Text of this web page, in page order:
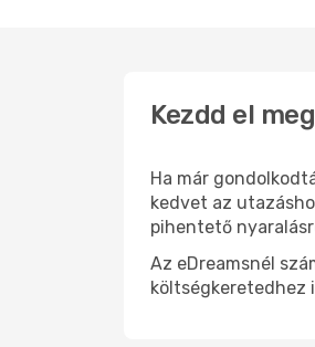
Kezdd el
Ha már
kedvet az
pihentető
Az eDreamsnél
költségkeretedhez